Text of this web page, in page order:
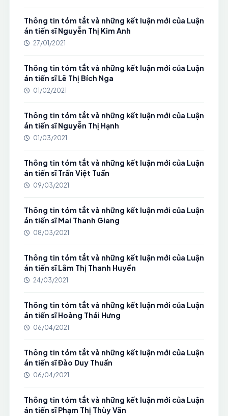
Thông tin tóm tắt và những kết luận mới của Luận
án tiến sĩ Nguyễn Thị Kim Anh
27/01/2021
Thông tin tóm tắt và những kết luận mới của Luận
án tiến sĩ Lê Thị Bích Nga
01/02/2021
Thông tin tóm tắt và những kết luận mới của Luận
án tiến sĩ Nguyễn Thị Hạnh
01/03/2021
Thông tin tóm tắt và những kết luận mới của Luận
án tiến sĩ Trần Việt Tuấn
09/03/2021
Thông tin tóm tắt và những kết luận mới của Luận
án tiến sĩ Mai Thanh Giang
08/03/2021
Thông tin tóm tắt và những kết luận mới của Luận
án tiến sĩ Lâm Thị Thanh Huyền
24/03/2021
Thông tin tóm tắt và những kết luận mới của Luận
án tiến sĩ Hoàng Thái Hưng
06/04/2021
Thông tin tóm tắt và những kết luận mới của Luận
án tiến sĩ Đào Duy Thuần
06/04/2021
Thông tin tóm tắt và những kết luận mới của Luận
án tiến sĩ Phạm Thị Thùy Vân